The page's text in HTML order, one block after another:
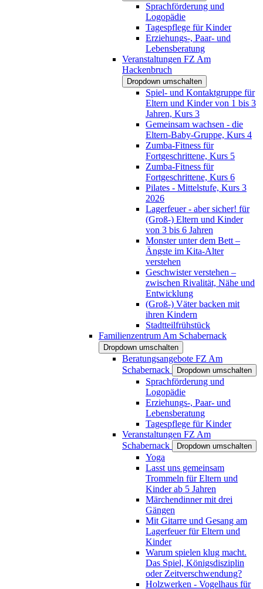
Sprachförderung und
Logopädie
Tagespflege für Kinder
Erziehungs-, Paar- und
Lebensberatung
Veranstaltungen FZ Am
Hackenbruch
Dropdown umschalten
Spiel- und Kontaktgruppe für
Eltern und Kinder von 1 bis 3
Jahren, Kurs 3
Gemeinsam wachsen - die
Eltern-Baby-Gruppe, Kurs 4
Zumba-Fitness für
Fortgeschrittene, Kurs 5
Zumba-Fitness für
Fortgeschrittene, Kurs 6
Pilates - Mittelstufe, Kurs 3
2026
Lagerfeuer - aber sicher! für
(Groß-) Eltern und Kinder
von 3 bis 6 Jahren
Monster unter dem Bett –
Ängste im Kita-Alter
verstehen
Geschwister verstehen –
zwischen Rivalität, Nähe und
Entwicklung
(Groß-) Väter backen mit
ihren Kindern
Stadtteilfrühstück
Familienzentrum Am Schabernack
Dropdown umschalten
Beratungsangebote FZ Am
Schabernack
Dropdown umschalten
Sprachförderung und
Logopädie
Erziehungs-, Paar- und
Lebensberatung
Tagespflege für Kinder
Veranstaltungen FZ Am
Schabernack
Dropdown umschalten
Yoga
Lasst uns gemeinsam
Trommeln für Eltern und
Kinder ab 5 Jahren
Märchendinner mit drei
Gängen
Mit Gitarre und Gesang am
Lagerfeuer für Eltern und
Kinder
Warum spielen klug macht.
Das Spiel, Königsdisziplin
oder Zeitverschwendung?
Holzwerken - Vogelhaus für